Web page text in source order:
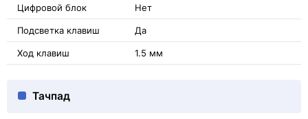
Цифровой блок Нет
Подсветка клавиш Да
Ход клавиш 1.5 мм
Тачпад